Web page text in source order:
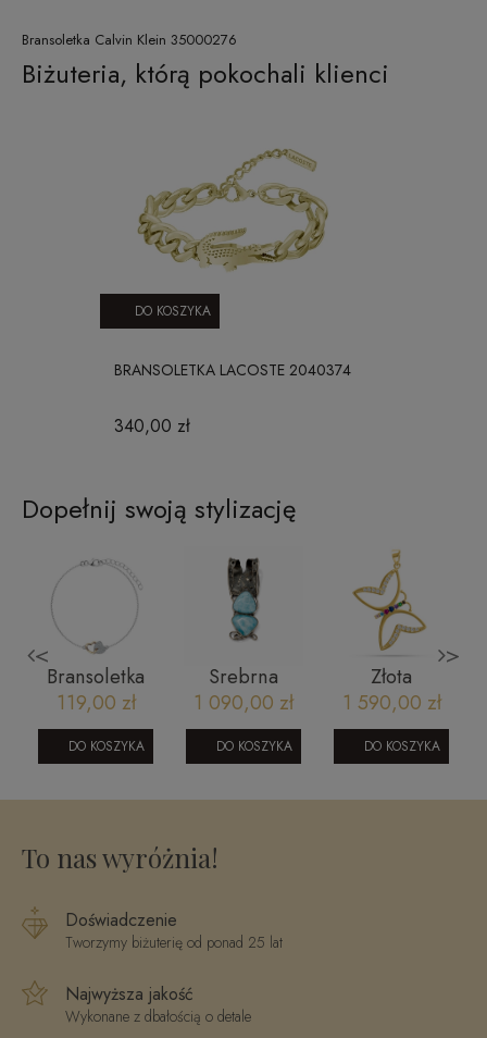
Bransoletka Calvin Klein 35000276
Biżuteria, którą pokochali klienci
BRANSOLETKA LACOSTE 2040374
340,00 zł
DO KOSZYKA
Dopełnij swoją stylizację
<
Bransoletka
pozłacana -
IBAC007
119,00 zł
DO KOSZYKA
Srebrna
zawieszka z
larimarem
1 090,00 zł
DO KOSZYKA
Złota
zawieszkan
motyl ze złota
585
23052023117
1 590,00 zł
DO KOSZYKA
>
To nas wyróżnia!
Doświadczenie
Tworzymy biżuterię od ponad 25 lat
Najwyższa jakość
Wykonane z dbałością o detale